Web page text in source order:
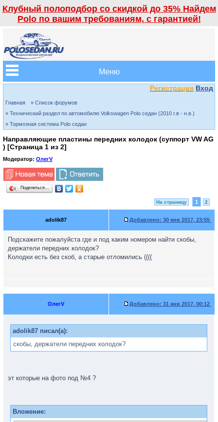
Клубный полоподбор со скидкой до 35% Найдем
Polo по вашим требованиям, с гарантией!
Меню
Регистрация Вход
Главная
» Список форумов
» Технический раздел по автомобилю Volkswagen Polo седан (2010 г.в - н.в.)
» Тормозная система Polo седан
Направляющие пластины передних колодок (суппорт VW AG
) [Страница 1 из 2]
Модератор: ОлегV
Поделиться…
На страницу 1 2
adolik87 Добавлено: 30 янв 2017, 23:55
Подскажите пожалуйста где и под каким номером найти скобы,
держатели передних колодок?
Колодки есть без скоб, а старые отломились ((((
ОлегV Добавлено: 31 янв 2017, 00:12
adolik87 писал(а):
скобы, держатели передних колодок?
эт которые на фото под №4 ?
Вложение: